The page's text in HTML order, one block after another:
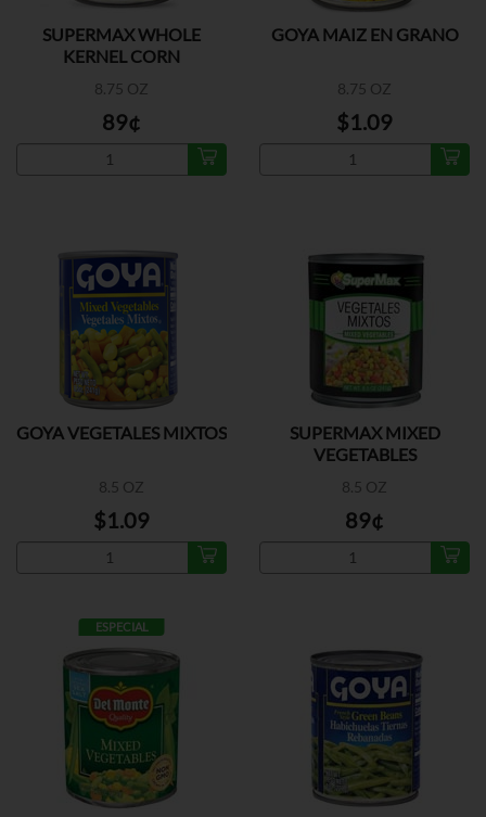
SUPERMAX WHOLE
KERNEL CORN
8.75 OZ
89¢
GOYA MAIZ EN GRANO
8.75 OZ
$1.09
GOYA VEGETALES MIXTOS
8.5 OZ
$1.09
SUPERMAX MIXED
VEGETABLES
8.5 OZ
89¢
ESPECIAL